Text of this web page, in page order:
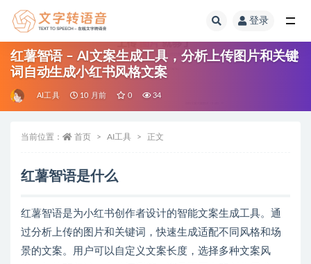
登录
红薯智语 – AI文案生成工具，分析上传图片和关键
词自动生成小红书风格文案
AI工具 10 月前 0 34
当前位置： 首页 AI工具 正文
红薯智语是什么
红薯智语是为小红书创作者设计的智能文案生成工具。通
过分析上传的图片和关键词，快速生成适配不同风格和场
景的文案。用户可以自定义文案长度，选择多种文案风